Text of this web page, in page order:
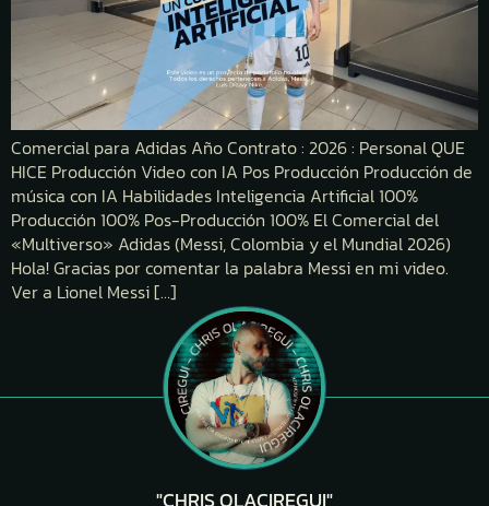
Comercial para Adidas Año Contrato : 2026 : Personal QUE
HICE Producción Video con IA Pos Producción Producción de
música con IA Habilidades Inteligencia Artificial 100%
Producción 100% Pos-Producción 100% El Comercial del
«Multiverso» Adidas (Messi, Colombia y el Mundial 2026)
Hola! Gracias por comentar la palabra Messi en mi video.
Ver a Lionel Messi […]
"CHRIS OLACIREGUI"